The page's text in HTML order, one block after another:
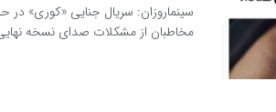
سینماروزان: سریال جنایی «کوری»
مخاطبان از مشکلات صدای نسخه